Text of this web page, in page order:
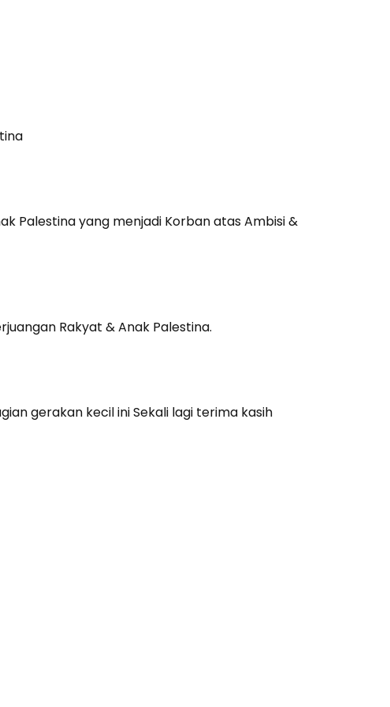
Palestina yang menjadi Korban atas Ambisi &
Rakyat & Anak Palestina.
gerakan kecil ini Sekali lagi terima kasih